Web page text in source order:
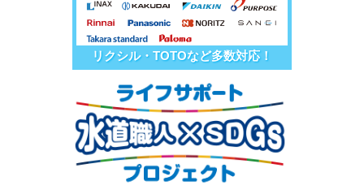
リクシル・TOTOなど多数対応！